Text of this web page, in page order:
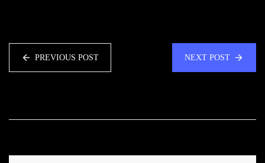
PREVIOUS POST NEXT POST